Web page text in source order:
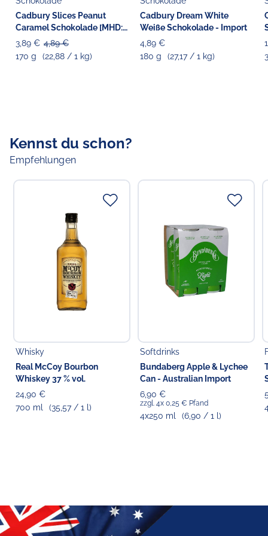
Cadbury Slices Peanut
Caramel Schokolade [MHD:
09.04.2026]
3,89 € 4,89 €
170 g
(22,88 / 1 kg)
Cadbury Dream White
Weiße Schokolade - Import
4,89 €
180 g
(27,17 / 1 kg)
Kennst du schon?
Empfehlungen
Whisky
Real McCoy Bourbon
Whiskey 37 % vol.
24,90 €
700 ml
(35,57 / 1 l)
Softdrinks
Bundaberg Apple & Lychee
Can - Australian Import
6,90 €
zzgl. 4x 0,25 € Pfand
4x250 ml (6,90 / 1 l)